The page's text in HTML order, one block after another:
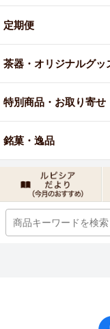
定期便
茶器・オリジナルグッ
特別商品・お取り寄せ
銘菓・逸品